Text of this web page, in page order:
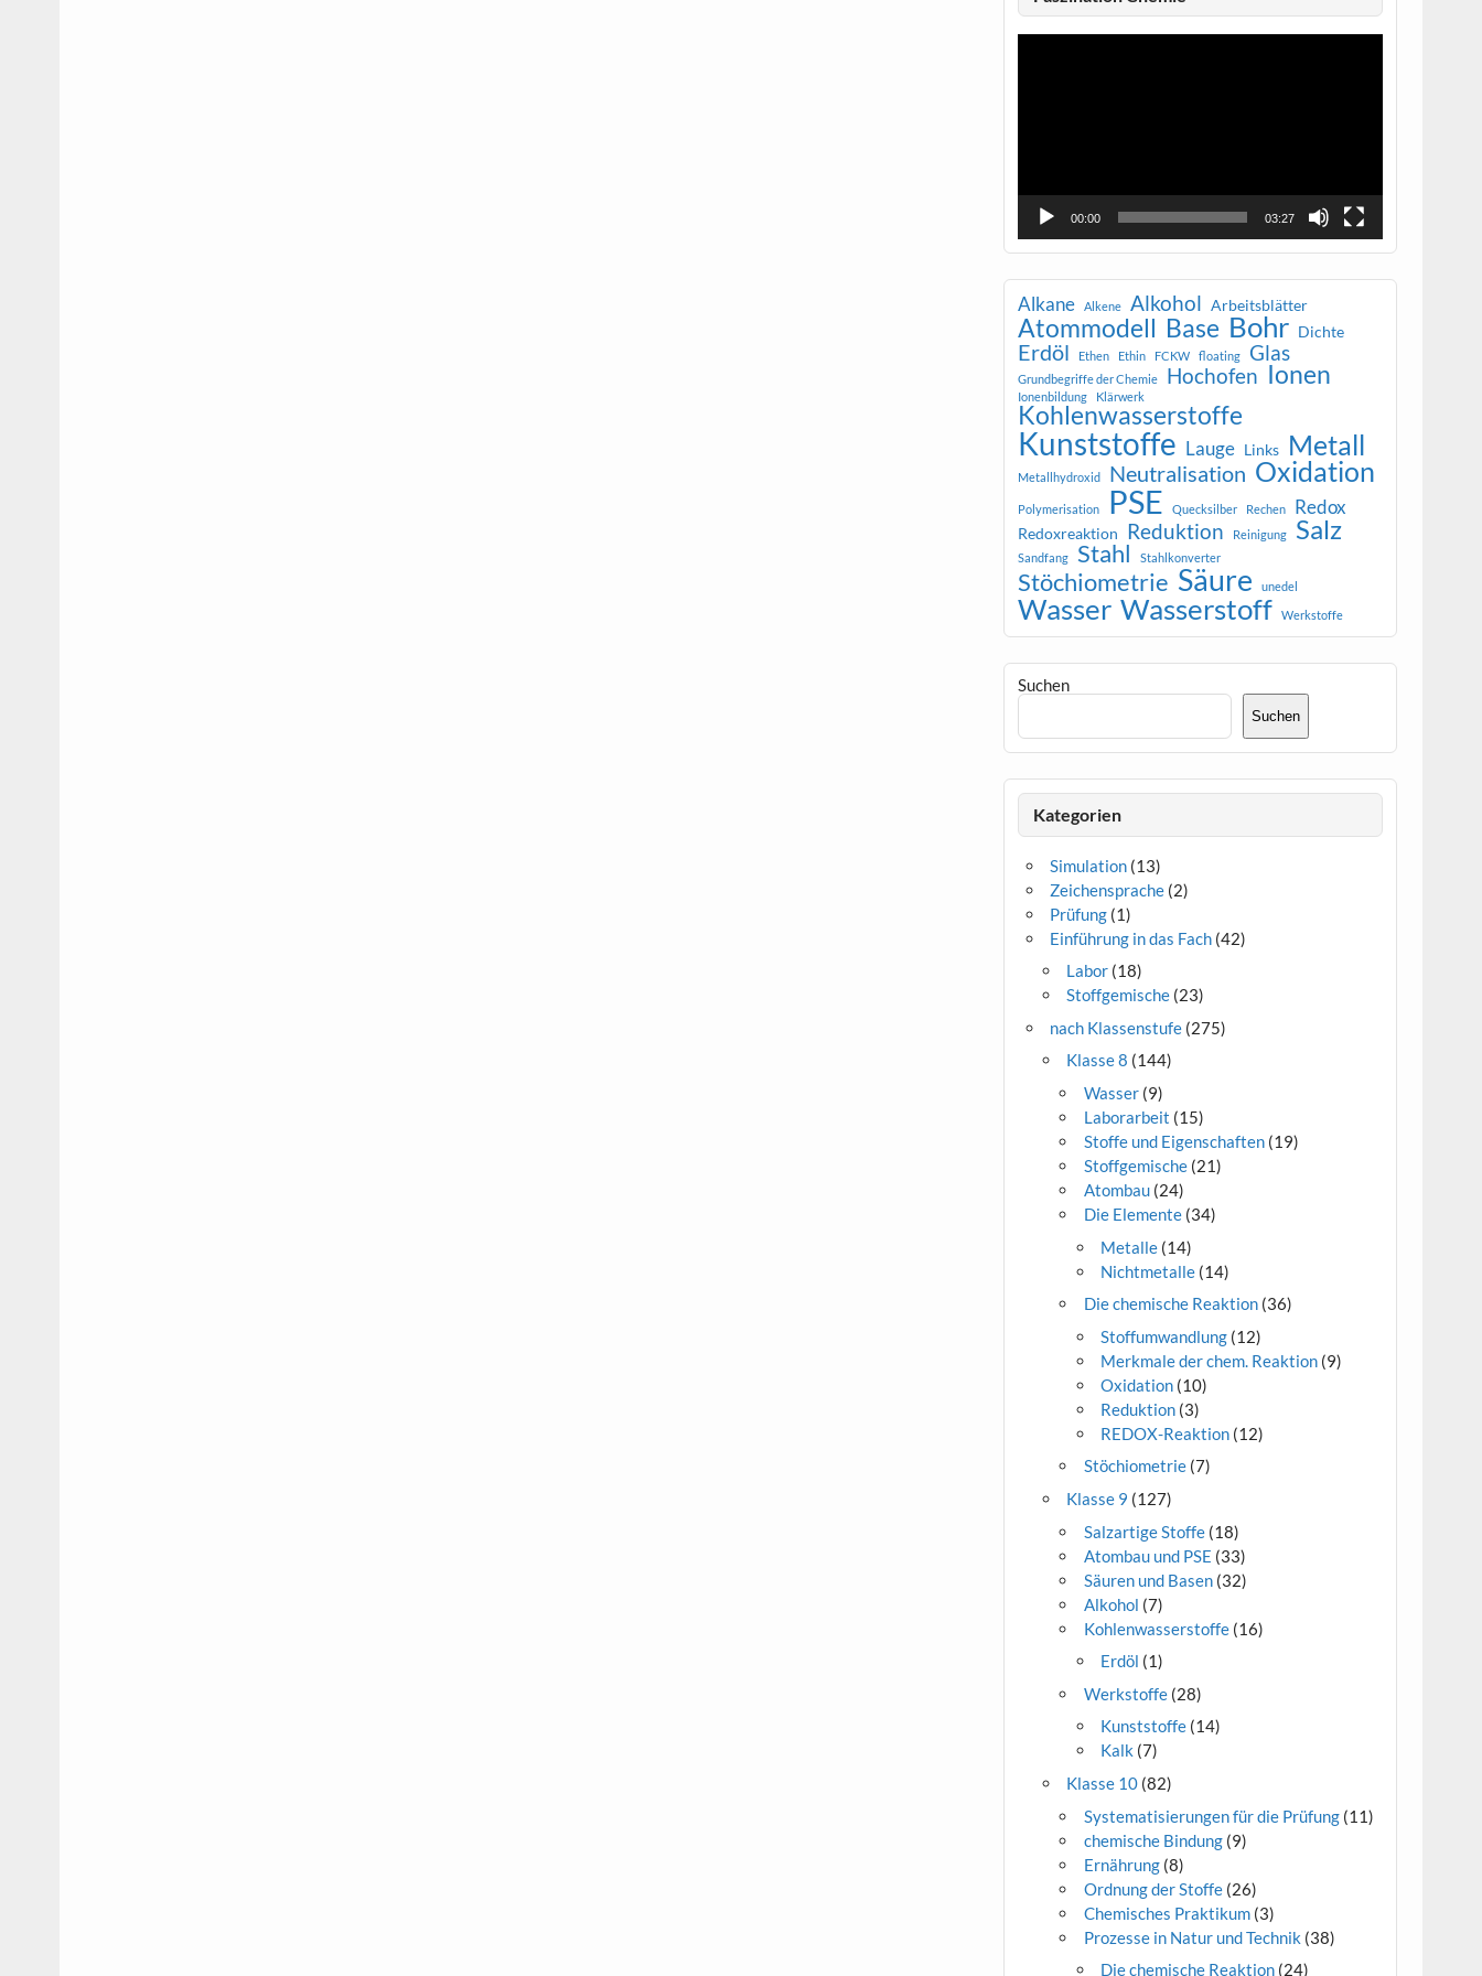
Video-
00:00 03:27
Alkane Alkene Alkohol Arbeitsblätter
Atommodell Base Bohr Dichte
Erdöl Ethen Ethin FCKW floating Glas
Grundbegriffe der Chemie Hochofen Ionen
Ionenbildung Klärwerk
Kohlenwasserstoffe
Kunststoffe Lauge Links Metall
Metallhydroxid Neutralisation Oxidation
Polymerisation PSE Quecksilber Rechen Redox
Redoxreaktion Reduktion Reinigung Salz
Sandfang Stahl Stahlkonverter
Stöchiometrie Säure unedel
Wasser Wasserstoff Werkstoffe
Suchen
Suchen
Kategorien
Simulation (13)
Zeichensprache (2)
Prüfung (1)
Einführung in das Fach (42)
Labor (18)
Stoffgemische (23)
nach Klassenstufe (275)
Klasse 8 (144)
Wasser(9)
Laborarbeit (15)
Stoffe und Eigenschaften(19)
Stoffgemische(21)
Atombau(24)
Die Elemente(34)
Metalle(14)
Nichtmetalle(14)
Die chemische Reaktion(36)
Stoffumwandlung(12)
Merkmale der chem. Reaktion(9)
Oxidation(10)
Reduktion(3)
REDOX-Reaktion(12)
Stöchiometrie(7)
Klasse 9 (127)
Salzartige Stoffe(18)
Atombau und PSE (33)
Säuren und Basen(32)
Alkohol (7)
Kohlenwasserstoffe(16)
Erdöl (1)
Werkstoffe(28)
Kunststoffe(14)
Kalk (7)
Klasse 10 (82)
Systematisierungen für die Prüfung(11)
chemische Bindung(9)
Ernährung(8)
Ordnung der Stoffe(26)
Chemisches Praktikum(3)
Prozesse in Natur und Technik (38)
Die chemische Reaktion(24)